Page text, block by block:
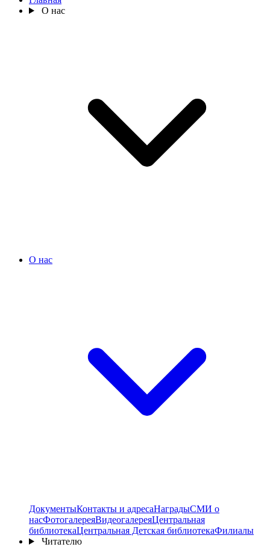
О нас
О нас
ДокументыКонтакты и адресаНаградыСМИ о
насФотогалереяВидеогалереяЦентральная
библиотекаЦентральная Детская библиотекаФилиалы
Читателю